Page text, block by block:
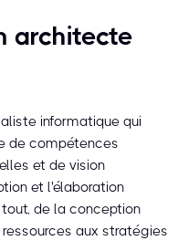
architecte
informatique qui
de compétences
et de vision
et l'élaboration
de la conception
aux stratégies